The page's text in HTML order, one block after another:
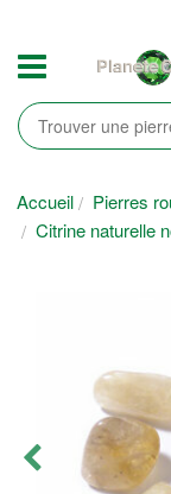
Accueil Pierres
Citrine naturelle